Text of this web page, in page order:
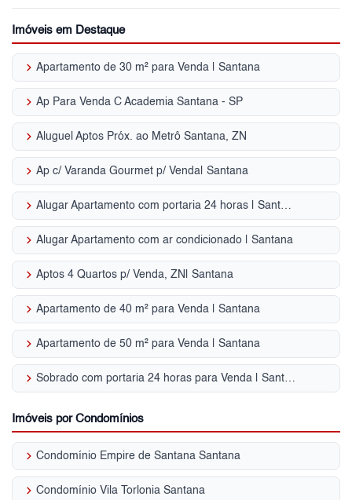
Imóveis em Destaque
keyboard_arrow_right Apartamento de 30 m² para Venda | Santana
keyboard_arrow_right Ap Para Venda C Academia Santana - SP
keyboard_arrow_right Aluguel Aptos Próx. ao Metrô Santana, ZN
keyboard_arrow_right Ap c/ Varanda Gourmet p/ Venda| Santana
keyboard_arrow_right Alugar Apartamento com portaria 24 horas | Santana
keyboard_arrow_right Alugar Apartamento com ar condicionado | Santana
keyboard_arrow_right Aptos 4 Quartos p/ Venda, ZN| Santana
keyboard_arrow_right Apartamento de 40 m² para Venda | Santana
keyboard_arrow_right Apartamento de 50 m² para Venda | Santana
keyboard_arrow_right Sobrado com portaria 24 horas para Venda | Santana
Imóveis por Condomínios
keyboard_arrow_right Condomínio Empire de Santana Santana
keyboard_arrow_right Condomínio Vila Torlonia Santana